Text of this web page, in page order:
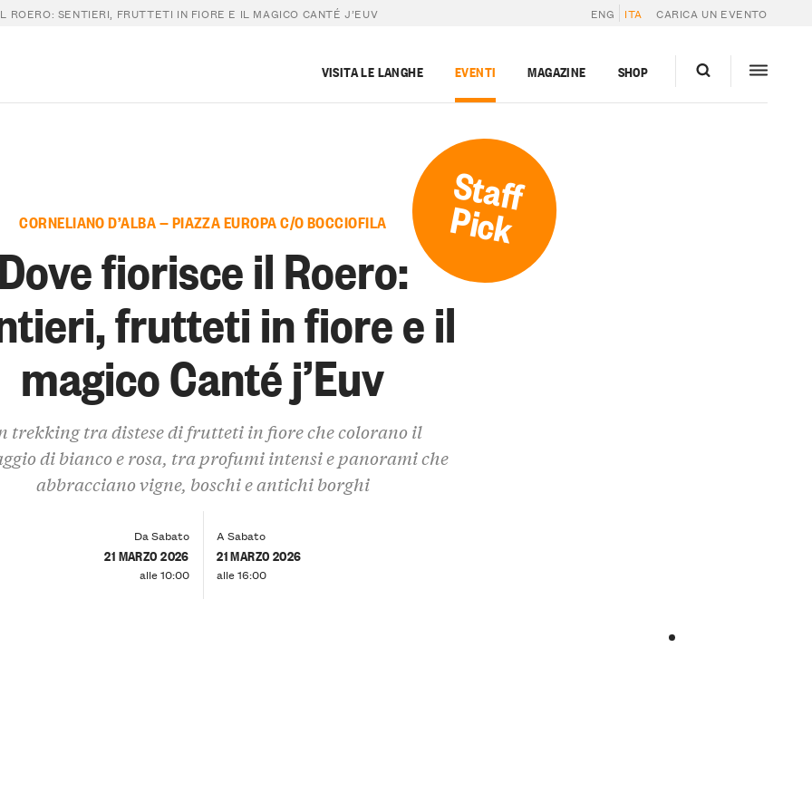
ROERO: SENTIERI, FRUTTETI IN FIORE E IL MAGICO CANTÉ J’EUV ENG ITA CARICA UN EVENTO
VISITA LE LANGHE EVENTI MAGAZINE SHOP
Staff
Pick
CORNELIANO D’ALBA — PIAZZA EUROPA C/O BOCCIOFILA
Dove fiorisce il Roero:
frutteti in fiore e il
magico Canté j’Euv
trekking tra distese di frutteti in fiore che colorano il
di bianco e rosa, tra profumi intensi e panorami che
abbracciano vigne, boschi e antichi borghi
Da Sabato
21 MARZO 2026
alle 10:00
A Sabato
21 MARZO 2026
alle 16:00